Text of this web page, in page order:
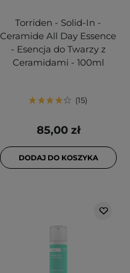
Torriden - Solid-In -
Ceramide All Day Essence
- Esencja do Twarzy z
Ceramidami - 100ml
15
85,00 zł
DODAJ DO KOSZYKA